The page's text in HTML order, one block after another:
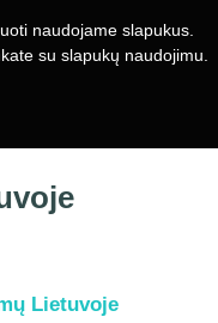
naudojame slapukus.
su slapukų naudojimu.
Lietuvoje